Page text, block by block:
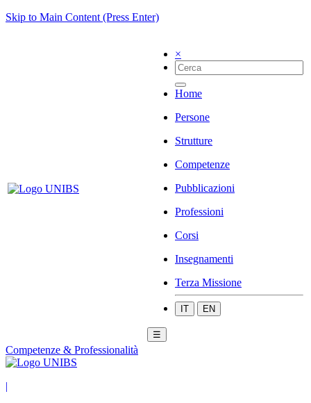
Skip to Main Content (Press Enter)
×
Home
Persone
Strutture
Competenze
Pubblicazioni
Professioni
Corsi
Insegnamenti
Terza Missione
IT EN
☰
Competenze & Professionalità
|